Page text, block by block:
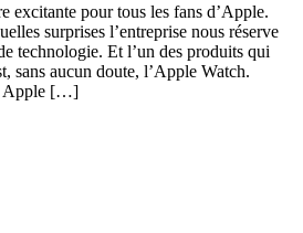
excitante pour tous les fans d’Apple.
surprises l’entreprise nous réserve
technologie. Et l’un des produits qui
sans aucun doute, l’Apple Watch.
Apple […]